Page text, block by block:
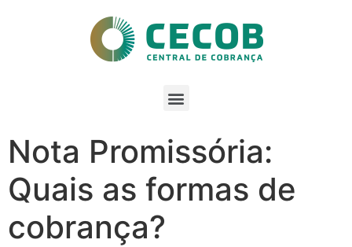
Nota Promissória:
Quais as formas de
cobrança?